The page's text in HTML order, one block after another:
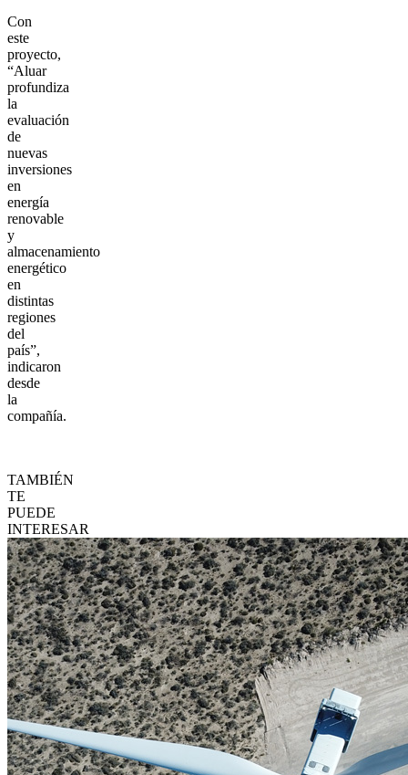
Con
este
proyecto,
“Aluar
profundiza
la
evaluación
de
nuevas
inversiones
en
energía
renovable
y
almacenamiento
energético
en
distintas
regiones
del
país”,
indicaron
desde
la
compañía.
TAMBIÉN
TE
PUEDE
INTERESAR